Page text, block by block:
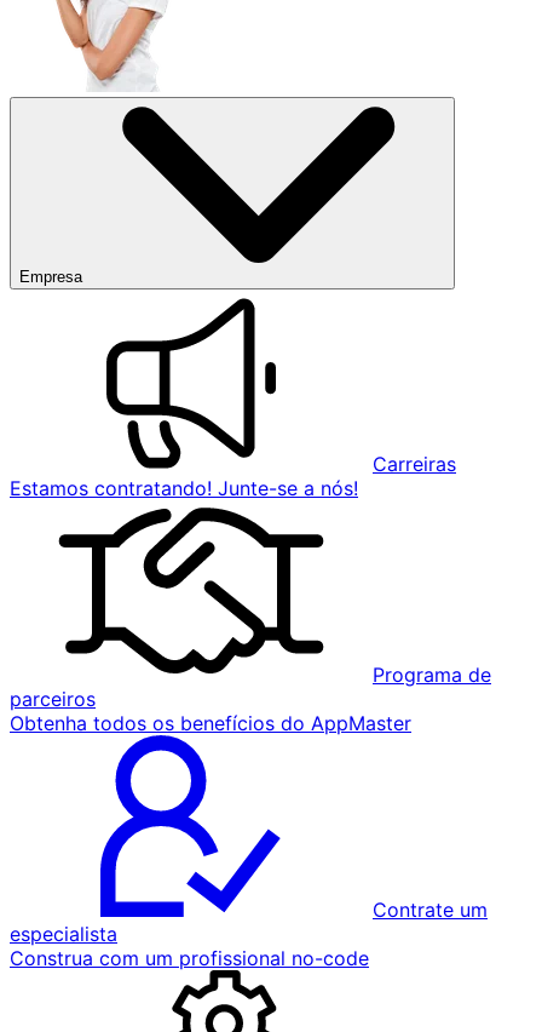
Empresa
Carreiras
Estamos contratando! Junte-se a nós!
Programa de
parceiros
Obtenha todos os benefícios do AppMaster
Contrate um
especialista
Construa com um profissional no-code